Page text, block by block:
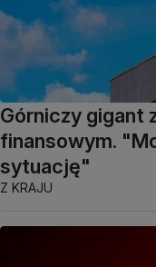
Górniczy gigant
finansowym.
sytuację"
Z KRAJU